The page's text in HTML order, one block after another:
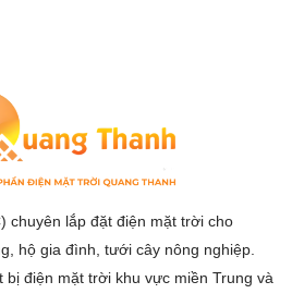
chuyên lắp đặt điện mặt trời cho
hộ gia đình, tưới cây nông nghiệp.
bị điện mặt trời khu vực miền Trung và